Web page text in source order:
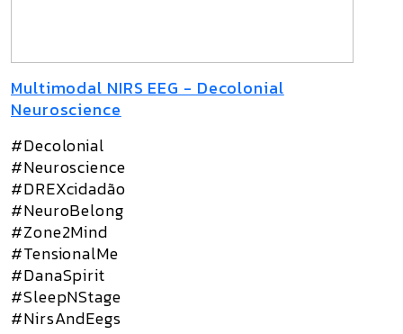
Multimodal NIRS EEG - Decolonial
Neuroscience
#Decolonial
#Neuroscience
#DREXcidadão
#NeuroBelong
#Zone2Mind
#TensionalMe
#DanaSpirit
#SleepNStage
#NirsAndEegs